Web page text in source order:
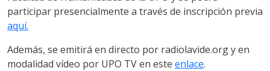
participar presencialmente a través de inscripción previa
aquí.
Además, se emitirá en directo por radiolavide.org y en
modalidad vídeo por UPO TV en este enlace.